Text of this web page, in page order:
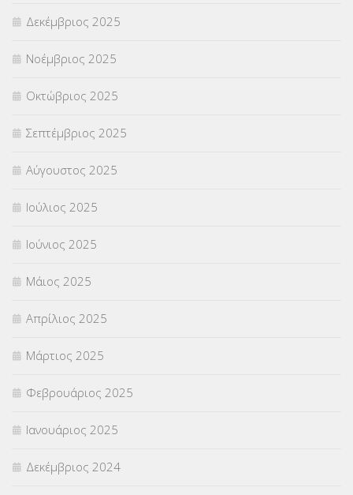
ΣΧΟΛΙΚΟΙ ΣΥΜΒΟΥΛΟΙ
ΥΠΕΡΑΡΙΘΜΟΙ(1)
ΥΠΟΤΡΟΦΙΕΣ(28)
ΦΥΣΙΚΗ ΑΓΩΓΗ(692)
Χωρίς κατηγορία
Δεκέμβριος 2025
Νοέμβριος 2025
Οκτώβριος 2025
Σεπτέμβριος 2025
Αύγουστος 2025
Ιούλιος 2025
Ιούνιος 2025
Μάιος 2025
Απρίλιος 2025
Μάρτιος 2025
Φεβρουάριος 2025
Ιανουάριος 2025
Δεκέμβριος 2024